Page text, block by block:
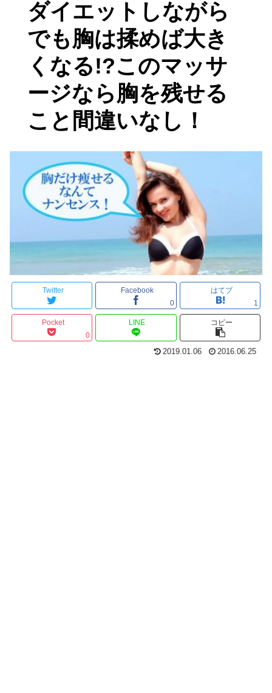
ダイエットしながら
でも胸は揉めば大き
くなる!?このマッサ
ージなら胸を残せる
こと間違いなし！
Twitter
Facebook
0
はてブ
1
Pocket
0
LINE コピー
2019.01.06 2016.06.25